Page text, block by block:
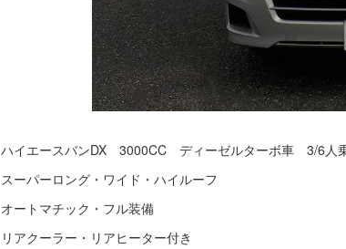
ハイエースバンDX 3000CC ディーゼルターボ車 3/6人乗
スーパーロング・ワイド・ハイルーフ
オートマチック・フル装備
リアクーラー・リアヒーター付き